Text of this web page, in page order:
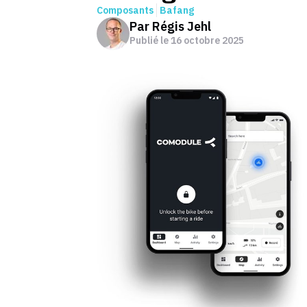
Composants Bafang
Par Régis Jehl
Publié le16 octobre 2025